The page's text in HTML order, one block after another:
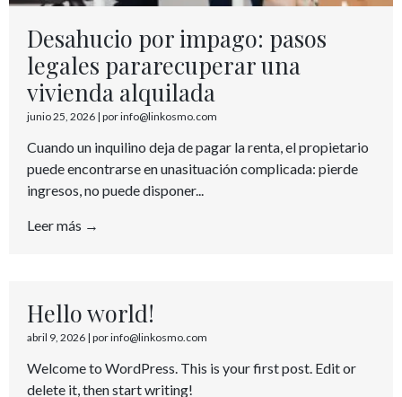
Desahucio por impago: pasos
legales pararecuperar una
vivienda alquilada
junio 25, 2026 | por info@linkosmo.com
Cuando un inquilino deja de pagar la renta, el propietario
puede encontrarse en unasituación complicada: pierde
ingresos, no puede disponer...
Leer más →
Hello world!
abril 9, 2026 | por info@linkosmo.com
Welcome to WordPress. This is your first post. Edit or
delete it, then start writing!